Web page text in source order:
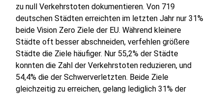
zu null Verkehrstoten dokumentieren. Von 719
deutschen Städten erreichten im letzten Jahr nur 31%
beide Vision Zero Ziele der EU. Während kleinere
Städte oft besser abschneiden, verfehlen größere
Städte die Ziele häufiger. Nur 55,2% der Städte
konnten die Zahl der Verkehrstoten reduzieren, und
54,4% die der Schwerverletzten. Beide Ziele
gleichzeitig zu erreichen, gelang lediglich 31% der